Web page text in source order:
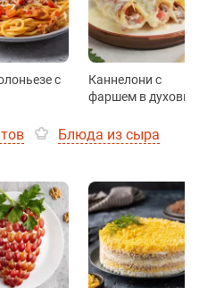
с
Каннелони с
фаршем в духовке
Блюда из сыра